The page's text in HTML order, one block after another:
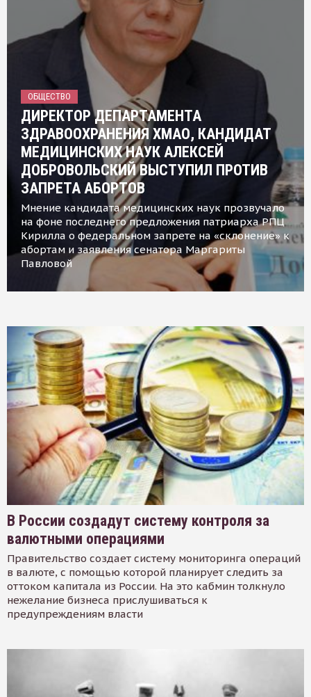
ОБЩЕСТВО
ДИРЕКТОР ДЕПАРТАМЕНТА
ЗДРАВООХРАНЕНИЯ ХМАО, КАНДИДАТ
МЕДИЦИНСКИХ НАУК АЛЕКСЕЙ
ДОБРОВОЛЬСКИЙ ВЫСТУПИЛ ПРОТИВ
ЗАПРЕТА АБОРТОВ
Мнение кандидата медицинских наук прозвучало
на фоне последнего предложения патриарха РПЦ
Кирилла о федеральном запрете на «склонение» к
абортам и заявления сенатора Маргариты
Павловой
В России создадут систему контроля за
валютными операциями
Правительство создает систему мониторинга операций
в валюте, с помощью которой планирует следить за
оттоком капитала из России. На это кабмин толкнуло
нежелание бизнеса прислушиваться к
предупреждениям власти